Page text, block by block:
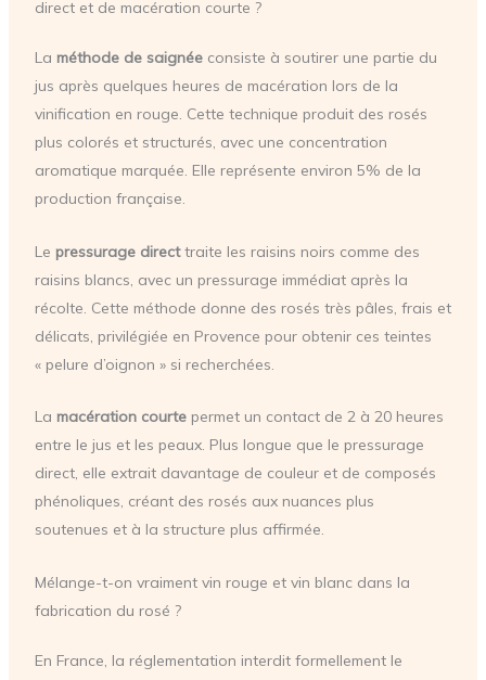
direct et de macération courte ?
La méthode de saignéeconsiste à soutirer une partie du
jus après quelques heures de macération lors de la
vinification en rouge. Cette technique produit des rosés
plus colorés et structurés, avec une concentration
aromatique marquée. Elle représente environ 5% de la
production française.
Le pressurage directtraite les raisins noirs comme des
raisins blancs, avec un pressurage immédiat après la
récolte. Cette méthode donne des rosés très pâles, frais et
délicats, privilégiée en Provence pour obtenir ces teintes
« pelure d’oignon » si recherchées.
La macération courtepermet un contact de 2 à 20 heures
entre le jus et les peaux. Plus longue que le pressurage
direct, elle extrait davantage de couleur et de composés
phénoliques, créant des rosés aux nuances plus
soutenues et à la structure plus affirmée.
Mélange-t-on vraiment vin rouge et vin blanc dans la
fabrication du rosé ?
En France, la réglementation interdit formellement le